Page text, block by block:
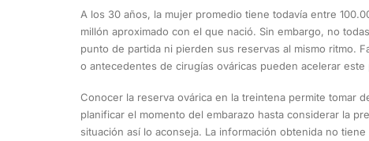
A los 30 años, la mujer promedio tiene todavía entre
millón aproximado con el que nació. Sin embargo, no
punto de partida ni pierden sus reservas al mismo ritmo.
o antecedentes de cirugías ováricas pueden acelerar
Conocer la reserva ovárica en la treintena permite tomar
planificar el momento del embarazo hasta considerar la
situación así lo aconseja. La información obtenida no